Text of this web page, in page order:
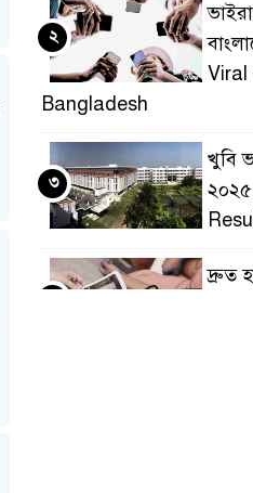
Viral
Bangladesh
২
খুবি
৩
দ্রুত